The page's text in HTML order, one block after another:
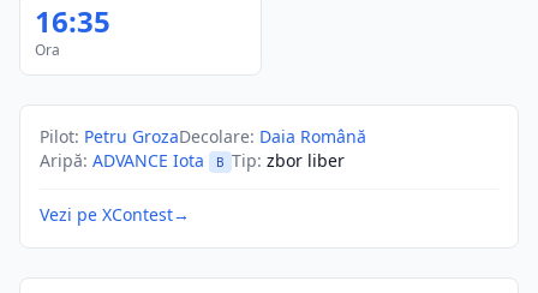
16:35
Ora
Pilot: Petru GrozaDecolare: Daia Română
Aripă: ADVANCE Iota B Tip: zbor liber
Vezi pe XContest→